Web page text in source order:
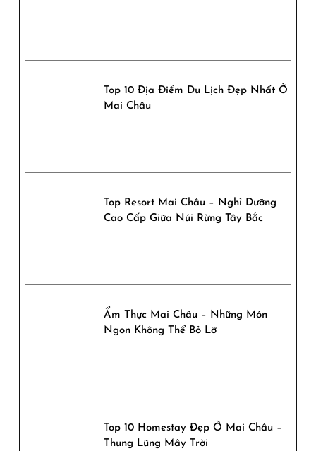
Top 10 Địa Điểm Du Lịch Đẹp Nhất Ở
Mai Châu
Top Resort Mai Châu – Nghỉ Dưỡng
Cao Cấp Giữa Núi Rừng Tây Bắc
Ẩm Thực Mai Châu – Những Món
Ngon Không Thể Bỏ Lỡ
Top 10 Homestay Đẹp Ở Mai Châu –
Thung Lũng Mây Trời